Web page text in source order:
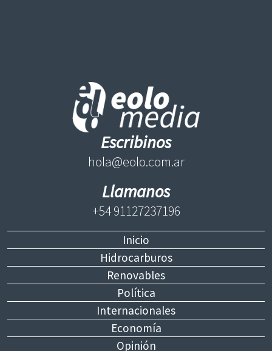
Escribinos
hola@eolo.com.ar
Llamanos
+54 91127237196
Inicio
Hidrocarburos
Renovables
Política
Internacionales
Economía
Opinión